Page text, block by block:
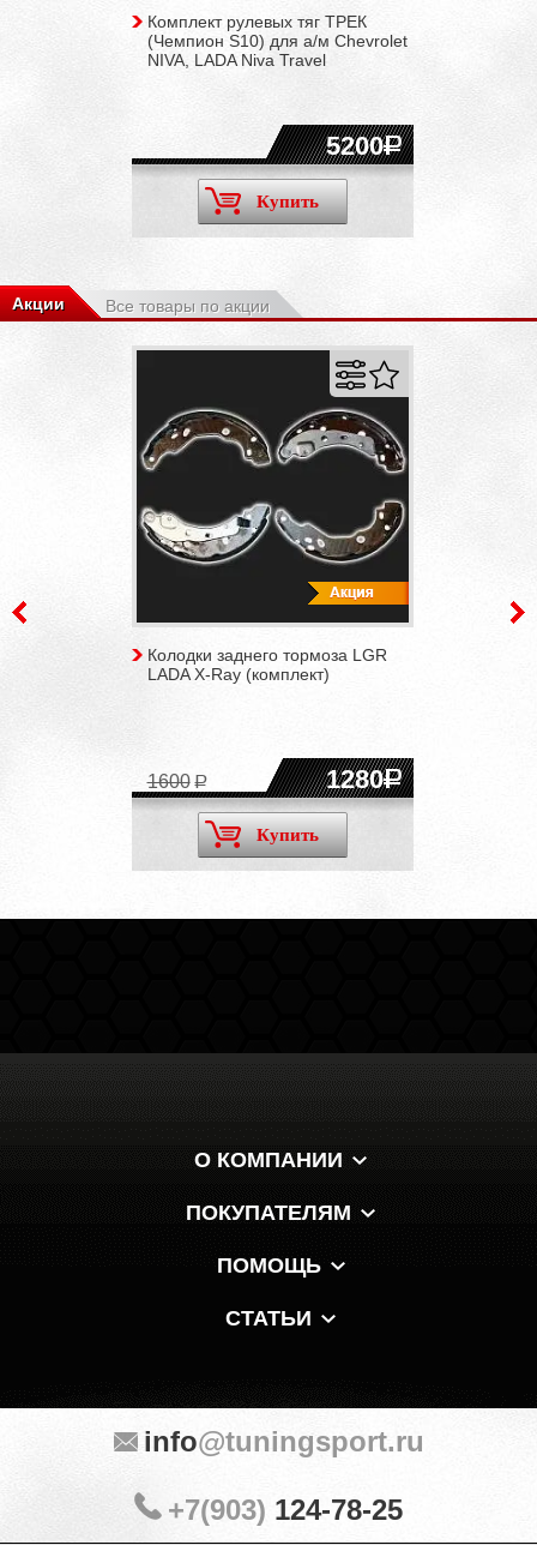
Комплект рулевых тяг ТРЕК
(Чемпион S10) для а/м Chevrolet
NIVA, LADA Niva Travel
5200
Купить
Акции Все товары по акции
Колодки заднего тормоза LGR
LADA X-Ray (комплект)
1280
1600
Купить
О КОМПАНИИ
ПОКУПАТЕЛЯМ
ПОМОЩЬ
СТАТЬИ
info@tuningsport.ru
+7(903) 124-78-25